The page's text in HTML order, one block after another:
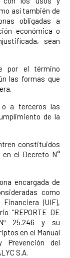
así también de
obligadas a
económica o
sean
por el término
las formas que
o a terceros las
de la
constituidos
el Decreto N°
encargada de
como
(UIF),
“REPORTE DE
Nº 25.246 y su
en el Manual
del
S.A.